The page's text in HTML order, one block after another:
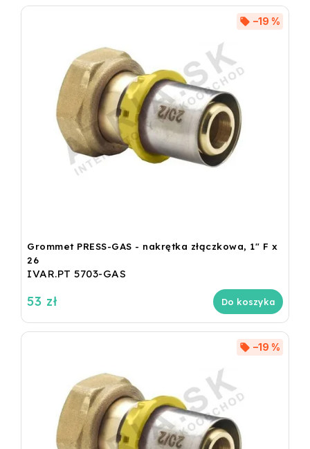
Grommet PRESS-GAS - nakrętka złączkowa, 1" F x
26
IVAR.PT 5703-GAS
–19 %
53 zł Do koszyka
–19 %